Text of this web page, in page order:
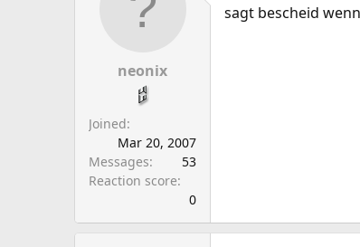
neonix
Joined
Mar 20, 2007
Messages
53
Reaction score
0
sagt bescheid